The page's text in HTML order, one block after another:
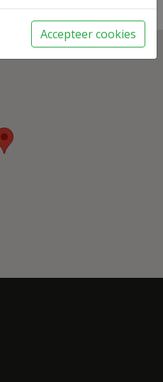
Accepteer cookies